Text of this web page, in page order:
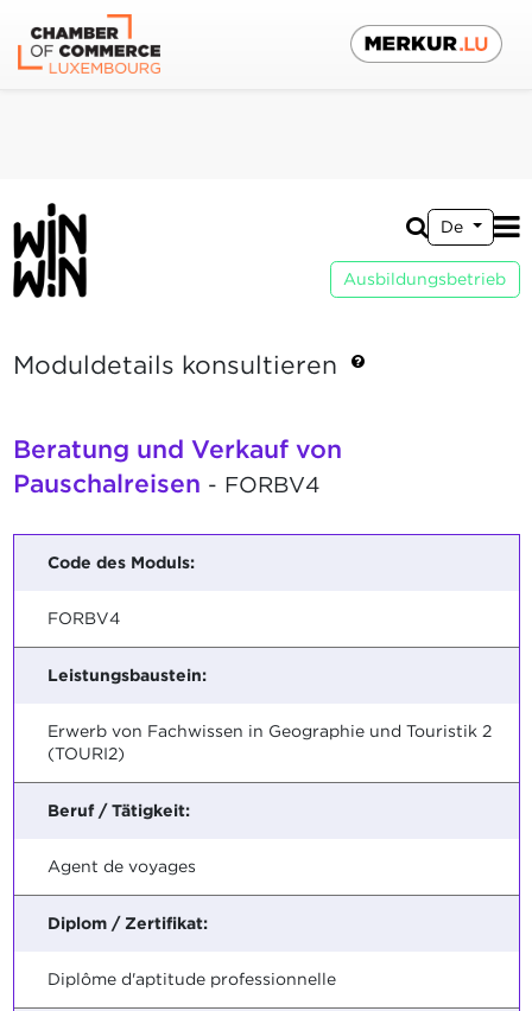
De
Ausbildungsbetrieb
Moduldetails konsultieren
Beratung und Verkauf von
Pauschalreisen - FORBV4
Code des Moduls:
FORBV4
Leistungsbaustein:
Erwerb von Fachwissen in Geographie und Touristik 2
(TOURI2)
Beruf / Tätigkeit:
Agent de voyages
Diplom / Zertifikat:
Diplôme d'aptitude professionnelle